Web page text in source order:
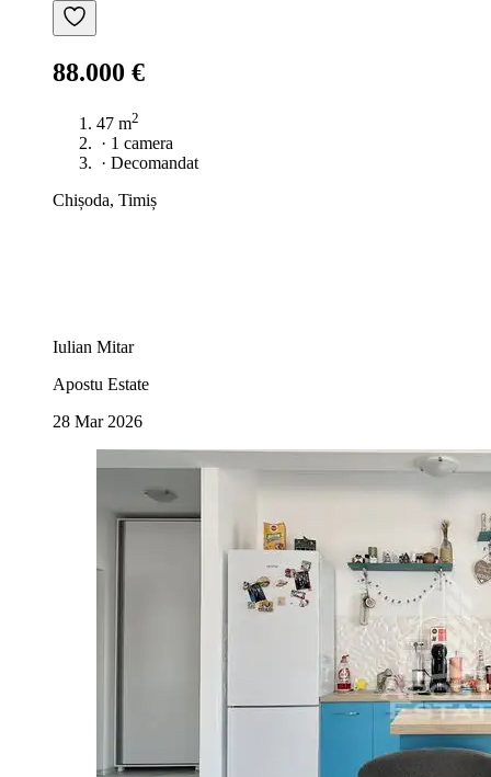
88.000 €
47 m2
· 1 camera
· Decomandat
Chișoda, Timiș
Iulian Mitar
Apostu Estate
28 Mar 2026